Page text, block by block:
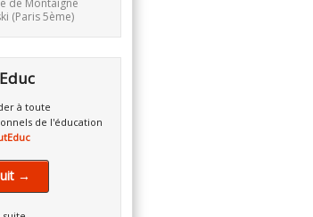
de Montaigne
(Paris 5ème)
à toute
de l'éducation
→